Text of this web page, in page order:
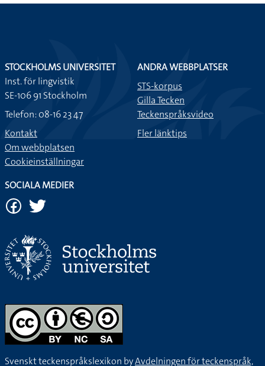
STOCKHOLMS UNIVERSITET
Inst. för lingvistik
SE-106 91 Stockholm
Telefon: 08-16 23 47
Kontakt
Om webbplatsen
Cookieinställningar
ANDRA WEBBPLATSER
STS-korpus
Gilla Tecken
Teckenspråksvideo
Fler länktips
SOCIALA MEDIER
Svenskt teckenspråkslexikon byAvdelningen för teckenspråk,